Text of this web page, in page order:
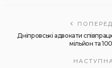
Дніпровські адвокати
мільйон та